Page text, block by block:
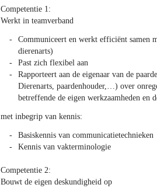
Competentie 1:
Werkt in teamverband
Communiceert en werkt efficiënt samen
dierenarts)
Past zich flexibel aan
Rapporteert aan de eigenaar van de
Dierenarts, paardenhouder,…) over
betreffende de eigen werkzaamheden en
met inbegrip van kennis:
Basiskennis van communicatietechnieken
Kennis van vakterminologie
Competentie 2:
Bouwt de eigen deskundigheid op